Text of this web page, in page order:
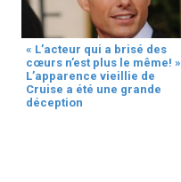
« L’acteur qui a brisé des
cœurs n’est plus le même! »
L’apparence vieillie de
Cruise a été une grande
déception